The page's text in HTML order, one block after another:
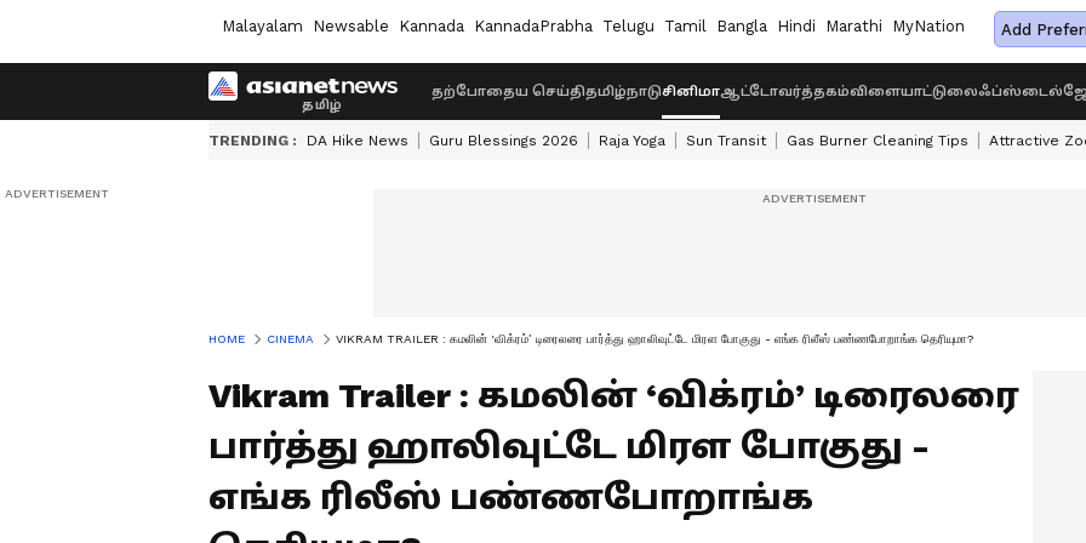
Malayalam Newsable Kannada KannadaPrabha Telugu Tamil Bangla Hindi Marathi MyNation Add
தற்போதைய செய்திதமிழ்நாடுசினிமாஆட்டோவர்த்தகம்விளையாட்டுலைஃப்ஸ்டைல்
TRENDING : DA Hike News Guru Blessings 2026 Raja Yoga Sun Transit Gas Burner Cleaning Tips Attractive
HOME CINEMA VIKRAM TRAILER : கமலின் ‘விக்ரம்’ டிரைலரை பார்த்து ஹாலிவுட்டே மிரள போகுது - எங்க ரிலீஸ் பண்ணபோறாங்க தெரியுமா?
Vikram Trailer : கமலின் ‘விக்ரம்’ டிரைலரை
பார்த்து ஹாலிவுட்டே மிரள போகுது -
எங்க ரிலீஸ் பண்ணபோறாங்க